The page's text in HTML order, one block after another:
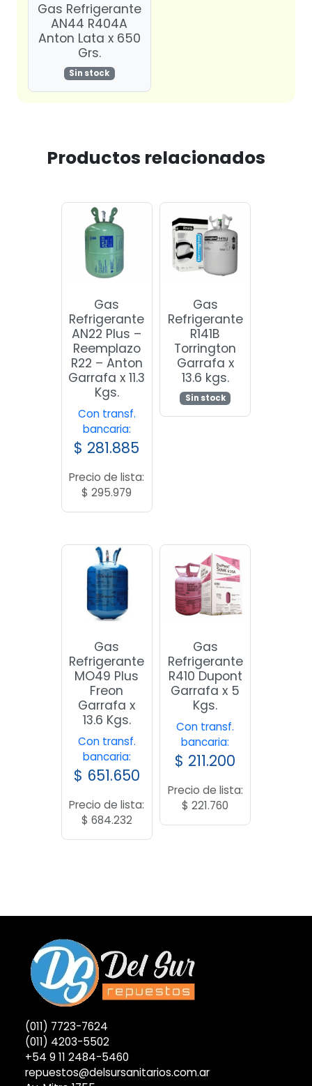
Gas Refrigerante
AN44 R404A
Anton Lata x 650
Grs.
Sin stock
Productos relacionados
Gas
Refrigerante
AN22 Plus –
Reemplazo
R22 – Anton
Garrafa x 11.3
Kgs.
Con transf.
bancaria:
$ 281.885
Precio de lista:
$ 295.979
Gas
Refrigerante
R141B
Torrington
Garrafa x
13.6 kgs.
Sin stock
Gas
Refrigerante
MO49 Plus
Freon
Garrafa x
13.6 Kgs.
Con transf.
bancaria:
$ 651.650
Precio de lista:
$ 684.232
Gas
Refrigerante
R410 Dupont
Garrafa x 5
Kgs.
Con transf.
bancaria:
$ 211.200
Precio de lista:
$ 221.760
(011) 7723-7624
(011) 4203-5502
+54 9 11 2484-5460
repuestos@delsursanitarios.com.ar